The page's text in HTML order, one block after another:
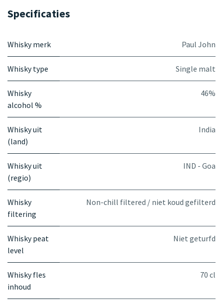
Specificaties
Whisky merk Paul John
Whisky type Single malt
Whisky
alcohol %
46%
Whisky uit
(land)
India
Whisky uit
(regio)
IND - Goa
Whisky
filtering
Non-chill filtered / niet koud gefilterd
Whisky peat
level
Niet geturfd
Whisky fles
inhoud
70 cl